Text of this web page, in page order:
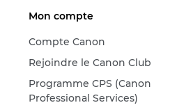
Mon compte
Compte Canon
Rejoindre le Canon Club
Programme CPS (Canon
Professional Services)